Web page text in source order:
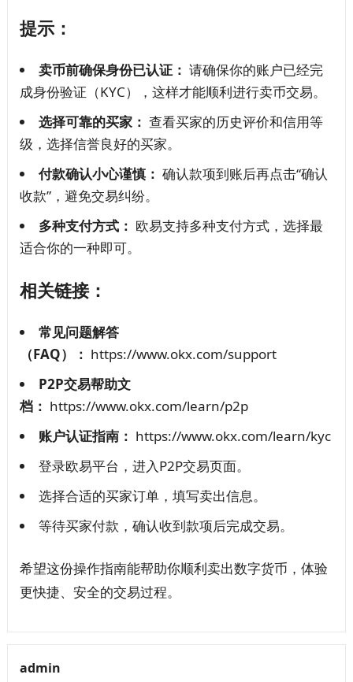
提示：
卖币前确保身份已认证： 请确保你的账户已经完
成身份验证（KYC），这样才能顺利进行卖币交易。
选择可靠的买家： 查看买家的历史评价和信用等
级，选择信誉良好的买家。
付款确认小心谨慎： 确认款项到账后再点击“确认
收款”，避免交易纠纷。
多种支付方式： 欧易支持多种支付方式，选择最
适合你的一种即可。
相关链接：
常见问题解答
（FAQ）： https://www.okx.com/support
P2P交易帮助文
档： https://www.okx.com/learn/p2p
账户认证指南： https://www.okx.com/learn/kyc
登录欧易平台，进入P2P交易页面。
选择合适的买家订单，填写卖出信息。
等待买家付款，确认收到款项后完成交易。
希望这份操作指南能帮助你顺利卖出数字货币，体验
更快捷、安全的交易过程。
admin